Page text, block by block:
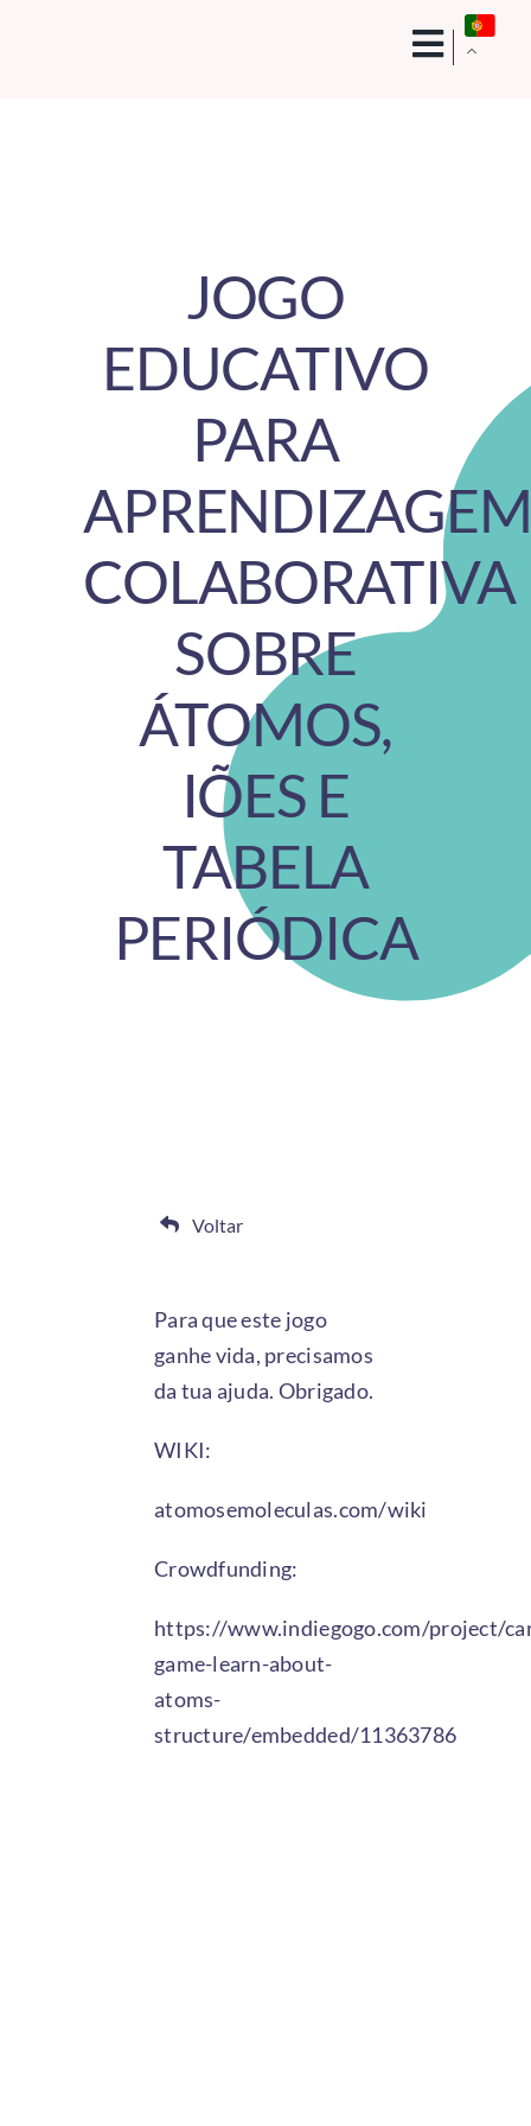
JOGO
EDUCATIVO
PARA
APRENDIZAGEM
COLABORATIVA
SOBRE
ÁTOMOS,
IÕES E
TABELA
PERIÓDICA
Voltar
Para que este jogo
ganhe vida, precisamos
da tua ajuda. Obrigado.
WIKI:
atomosemoleculas.com/wiki
Crowdfunding:
https://www.indiegogo.com/project/
game-learn-about-
atoms-
structure/embedded/11363786